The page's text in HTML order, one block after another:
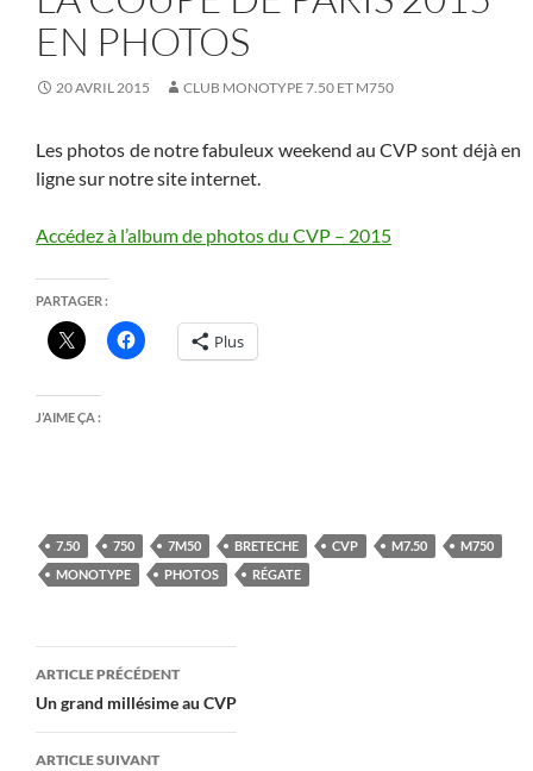
EN PHOTOS
20 AVRIL 2015 CLUB MONOTYPE 7.50 ET M750
Les photos de notre fabuleux weekend au CVP sont déjà en
ligne sur notre site internet.
Accédez à l’album de photos du CVP – 2015
PARTAGER :
Plus
J’AIME ÇA :
7.50 750 7M50 BRETECHE CVP M7.50
M750
MONOTYPE
PHOTOS RÉGATE
Navigation
des
articles
ARTICLE PRÉCÉDENT
Un grand millésime au CVP
ARTICLE SUIVANT